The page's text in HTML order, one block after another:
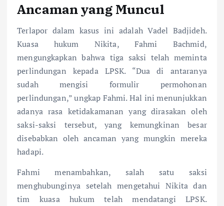
Ancaman yang Muncul
Terlapor dalam kasus ini adalah Vadel Badjideh.
Kuasa hukum Nikita, Fahmi Bachmid,
mengungkapkan bahwa tiga saksi telah meminta
perlindungan kepada LPSK. “Dua di antaranya
sudah mengisi formulir permohonan
perlindungan,” ungkap Fahmi. Hal ini menunjukkan
adanya rasa ketidakamanan yang dirasakan oleh
saksi-saksi tersebut, yang kemungkinan besar
disebabkan oleh ancaman yang mungkin mereka
hadapi.
Fahmi menambahkan, salah satu saksi
menghubunginya setelah mengetahui Nikita dan
tim kuasa hukum telah mendatangi LPSK.